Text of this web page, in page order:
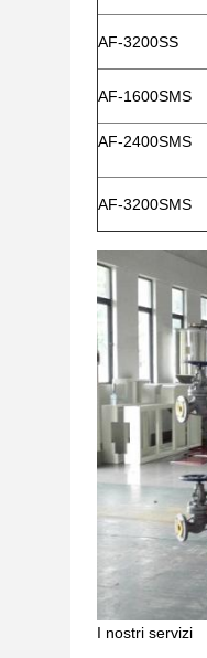
AF-3200SS
AF-1600SMS
AF-2400SMS
AF-3200SMS
I nostri servizi